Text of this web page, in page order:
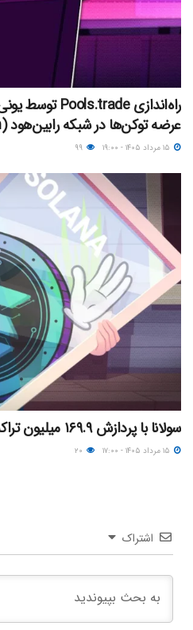
عرضه توکن‌ها در شبکه رابین‌هود (Robinhood Chain)
سولانا با پردازش ۱۶۹.۹ میلیون تراکنش در یک روز رکورد زد
اشتراک